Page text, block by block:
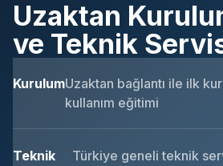
Uzaktan
ve Teknik
KurulumUzaktan bağlantı ile ilk
kullanım eğitimi
Teknik
Türkiye geneli teknik